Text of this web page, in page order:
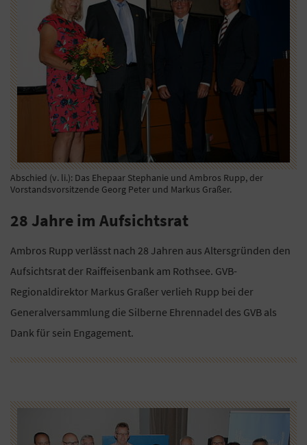
Abschied (v. li.): Das Ehepaar Stephanie und Ambros Rupp, der
Vorstandsvorsitzende Georg Peter und Markus Graßer.
28 Jahre im Aufsichtsrat
Ambros Rupp verlässt nach 28 Jahren aus Altersgründen den
Aufsichtsrat der Raiffeisenbank am Rothsee. GVB-
Regionaldirektor Markus Graßer verlieh Rupp bei der
Generalversammlung die Silberne Ehrennadel des GVB als
Dank für sein Engagement.